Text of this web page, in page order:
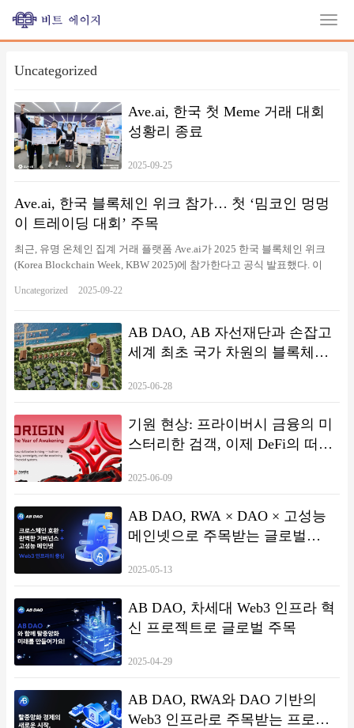
Uncategorized
Ave.ai, 한국 첫 Meme 거래 대회
성황리 종료
2025-09-25
Ave.ai, 한국 블록체인 위크 참가… 첫 ‘밈코인 멍멍
이 트레이딩 대회’ 주목
최근, 유명 온체인 집계 거래 플랫폼 Ave.ai가 2025 한국 블록체인 위크
(Korea Blockchain Week, KBW 2025)에 참가한다고 공식 발표했다. 이
업 행사에 스폰서로 참여할 뿐만 아니라, edgeX 등 글로벌 최상위 기관
장 진출을 알리는 중요한 신호로 해석된다. 📌 KBW 기간 동안 Ave.ai의 활
동 일정은 다음과 같다: ⚫️주제: Web3 Growth Summit시간: 9월 23
일 13:30장소: 222 Bongeunsa-ro, 강남구, 서울링
크: https://luma.com/apkie5u1 ⚫️주제: Ave.ai 한국행 프라이빗 디너 (초청
자 한정)시간: 9월 24일 저녁장소: 개별 초청장으로 공지 ⚫️주제: edgeX
Night, People the Terras Cheongdam링크: https://luma.com/sekn6c7h ⚫️주
제: Super Social Night | KOL Networking Party시간: 9월 26일 18:00~24:00
장소: Avecque Cheongdam링크: https://luma.com/omhoof70 특히 주목
할 만한 점은, Ave.ai가 **9월 23일 저녁 한국에서 첫 ‘밈코인 트레이딩 대
소(DEX) 분야에서 밈코인 트레이딩 혁신을 보여주는 상징적인 사례
가 될 전망이다. 업계 선도 DEX 플랫폼으로서 Ave.ai는 항상 Web3 산업
의 혁신과 성장을 이끌어왔다. 이번 한국 블록체인 위크를 통해 일련의 활
동과 혁신 대회를 선보이며, 강력한 자원 통합 능력과 시장 개척 역량
력이 될 것으로 기대된다.
Uncategorized 2025-09-22
AB DAO, AB 자선재단과 손잡고
세계 최초 국가 차원의 블록체인
2025-06-28
기원 현상: 프라이버시 금융의 미
스터리한 검객, 이제 DeFi의 떠오
2025-06-09
AB DAO, RWA × DAO × 고성능
메인넷으로 주목받는 글로벌
2025-05-13
AB DAO, 차세대 Web3 인프라 혁
신 프로젝트로 글로벌 주목
2025-04-29
AB DAO, RWA와 DAO 기반의
Web3 인프라로 주목받는 프로젝